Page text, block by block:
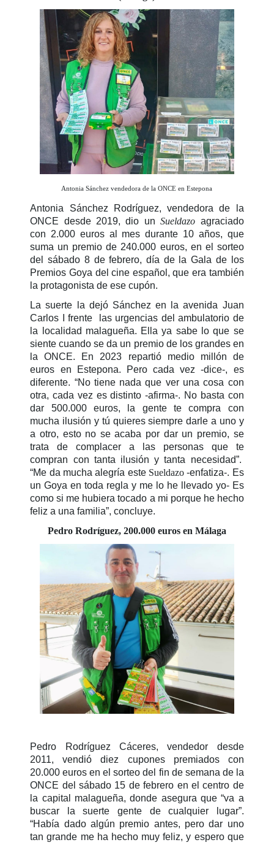
Antonia Sánchez vendedora de la ONCE en Estepona
Antonia Sánchez Rodríguez, vendedora de la
ONCE desde 2019, dio unSueldazo agraciado
con 2.000 euros al mes durante 10 años, que
suma un premio de 240.000 euros, en el sorteo
del sábado 8 de febrero, día de la Gala de los
Premios Goya del cine español, que era también
la protagonista de ese cupón.
La suerte la dejó Sánchez en la avenida Juan
Carlos I frente las urgencias del ambulatorio de
la localidad malagueña. Ella ya sabe lo que se
siente cuando se da un premio de los grandes en
la ONCE. En 2023 repartió medio millón de
euros en Estepona. Pero cada vez -dice-, es
diferente. “No tiene nada que ver una cosa con
otra, cada vez es distinto -afirma-. No basta con
dar 500.000 euros, la gente te compra con
mucha ilusión y tú quieres siempre darle a uno y
a otro, esto no se acaba por dar un premio, se
trata de complacer a las personas que te
compran con tanta ilusión y tanta necesidad”.
“Me da mucha alegría este Sueldazo -enfatiza-. Es
un Goya en toda regla y me lo he llevado yo- Es
como si me hubiera tocado a mi porque he hecho
feliz a una familia”, concluye.
Pedro Rodríguez, 200.000 euros en Málaga
Pedro Rodríguez Cáceres, vendedor desde
2011, vendió diez cupones premiados con
20.000 euros en el sorteo del fin de semana de la
ONCE del sábado 15 de febrero en el centro de
la capital malagueña, donde asegura que “va a
buscar la suerte gente de cualquier lugar”.
“Había dado algún premio antes, pero dar uno
tan grande me ha hecho muy feliz, y espero que